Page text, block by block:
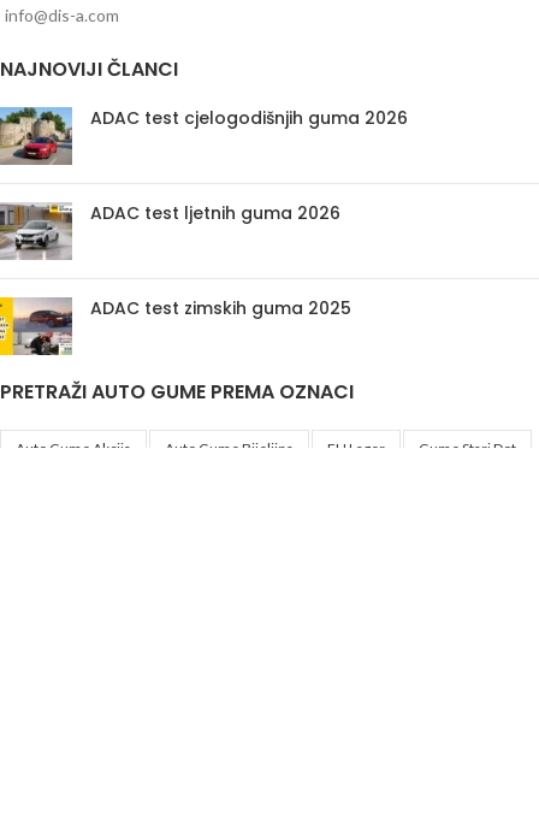
info@dis-a.com
NAJNOVIJI ČLANCI
ADAC test cjelogodišnjih guma 2026
ADAC test ljetnih guma 2026
ADAC test zimskih guma 2025
PRETRAŽI AUTO GUME PREMA OZNACI
Auto Gume Akcija Auto Gume Bijeljina EU Lager Gume Stari Dot